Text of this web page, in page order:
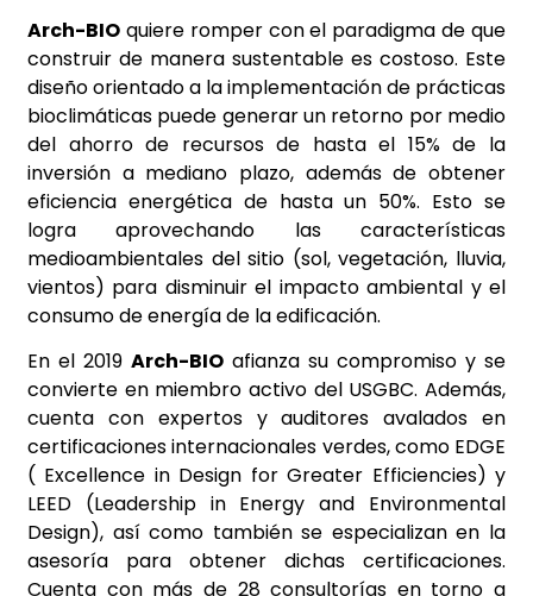
Arch-BIO quiere romper con el paradigma de que
construir de manera sustentable es costoso. Este
diseño orientado a la implementación de prácticas
bioclimáticas puede generar un retorno por medio
del ahorro de recursos de hasta el 15% de la
inversión a mediano plazo, además de obtener
eficiencia energética de hasta un 50%. Esto se
logra aprovechando las características
medioambientales del sitio (sol, vegetación, lluvia,
vientos) para disminuir el impacto ambiental y el
consumo de energía de la edificación.
En el 2019Arch-BIO afianza su compromiso y se
convierte en miembro activo del USGBC. Además,
cuenta con expertos y auditores avalados en
certificaciones internacionales verdes, como EDGE
( Excellence in Design for Greater Efficiencies) y
LEED (Leadership in Energy and Environmental
Design), así como también se especializan en la
asesoría para obtener dichas certificaciones.
Cuenta con más de 28 consultorías en torno a